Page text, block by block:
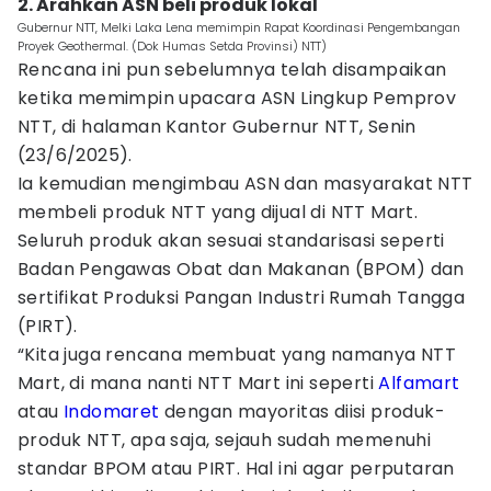
Gubernur NTT, Melki Laka Lena memimpin Rapat Koordinasi Pengembangan
Proyek Geothermal. (Dok Humas Setda Provinsi) NTT)
Rencana ini pun sebelumnya telah disampaikan
ketika memimpin upacara ASN Lingkup Pemprov
NTT, di halaman Kantor Gubernur NTT, Senin
(23/6/2025).
Ia kemudian mengimbau ASN dan masyarakat NTT
membeli produk NTT yang dijual di NTT Mart.
Seluruh produk akan sesuai standarisasi seperti
Badan Pengawas Obat dan Makanan (BPOM) dan
sertifikat Produksi Pangan Industri Rumah Tangga
(PIRT).
“Kita juga rencana membuat yang namanya NTT
Mart, di mana nanti NTT Mart ini sepertiAlfamart
atau Indomaret dengan mayoritas diisi produk-
produk NTT, apa saja, sejauh sudah memenuhi
standar BPOM atau PIRT. Hal ini agar perputaran